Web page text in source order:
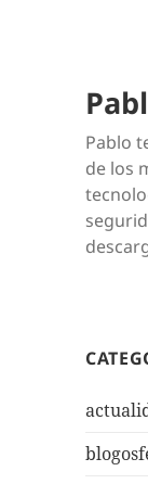
Pablo
de los